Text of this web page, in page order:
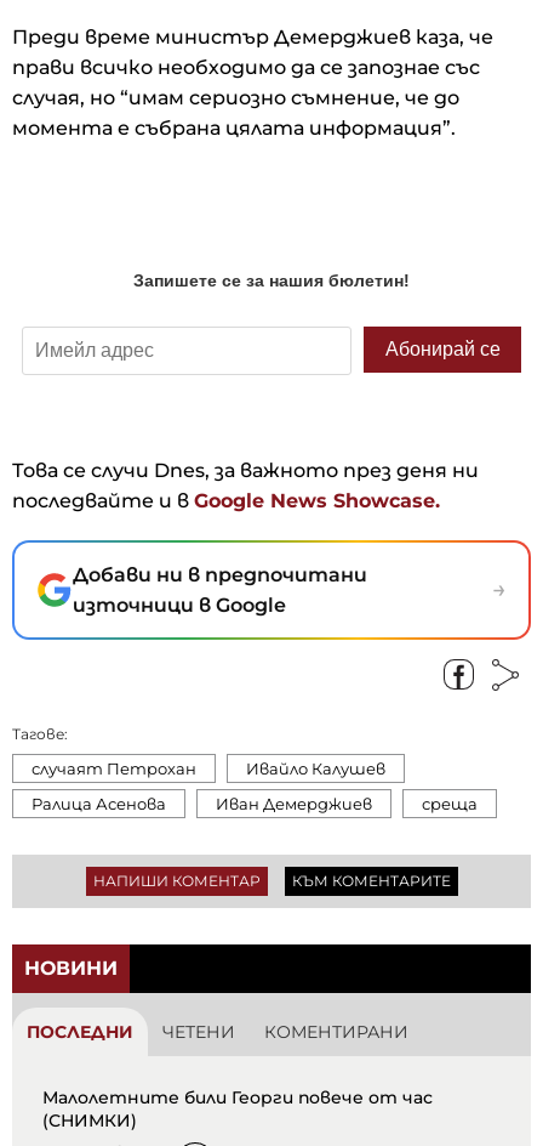
Преди време министър Демерджиев каза, че
прави всичко необходимо да се запознае със
случая, но “имам сериозно съмнение, че до
момента е събрана цялата информация”.
Това се случи Dnes, за важното през деня ни
последвайте и в Google News Showcase.
Добави ни в предпочитани
източници в Google
→
Тагове:
случаят Петрохан
Ивайло Калушев
Ралица Асенова
Иван Демерджиев среща
НАПИШИ КОМЕНТАР КЪМ КОМЕНТАРИТЕ
НОВИНИ
ПОСЛЕДНИ ЧЕТЕНИ КОМЕНТИРАНИ
Малолетните били Георги повече от час
(СНИМКИ)